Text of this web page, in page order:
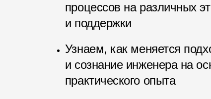
процессов на различных
и поддержки
Узнаем, как меняется
и сознание инженера на
практического опыта